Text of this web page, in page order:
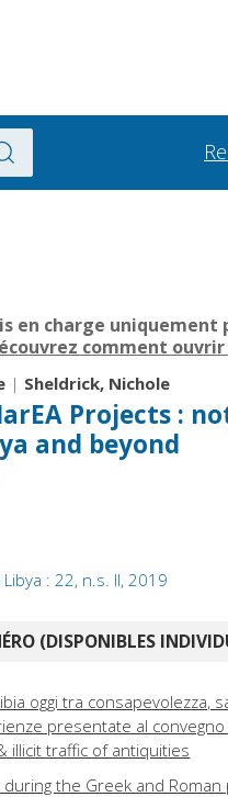
en charge
comment
| Sheldrick, Nichole
Projects :
and beyond
: 22, n.s. II, 2019
(DISPONIBLES
oggi tra consapevolezza,
presentate al
illicit traffic of antiquities
the Greek and